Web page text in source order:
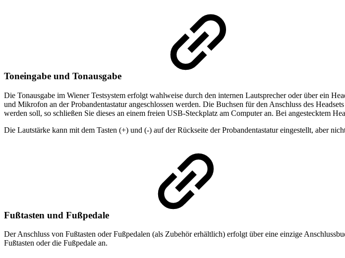
Toneingabe und Tonausgabe
Die Tonausgabe im Wiener Testsystem erfolgt wahlweise durch den internen Lautsprecher oder über ein
und Mikrofon an der Probandentastatur angeschlossen werden. Die Buchsen für den Anschluss des
werden soll, so schließen Sie dieses an einem freien USB-Steckplatz am Computer an. Bei angestecktem
Die Lautstärke kann mit dem Tasten (+) und (-) auf der Rückseite der Probandentastatur eingestellt, aber
Fußtasten und Fußpedale
Der Anschluss von Fußtasten oder Fußpedalen (als Zubehör erhältlich) erfolgt über eine einzige
Fußtasten oder die Fußpedale an.